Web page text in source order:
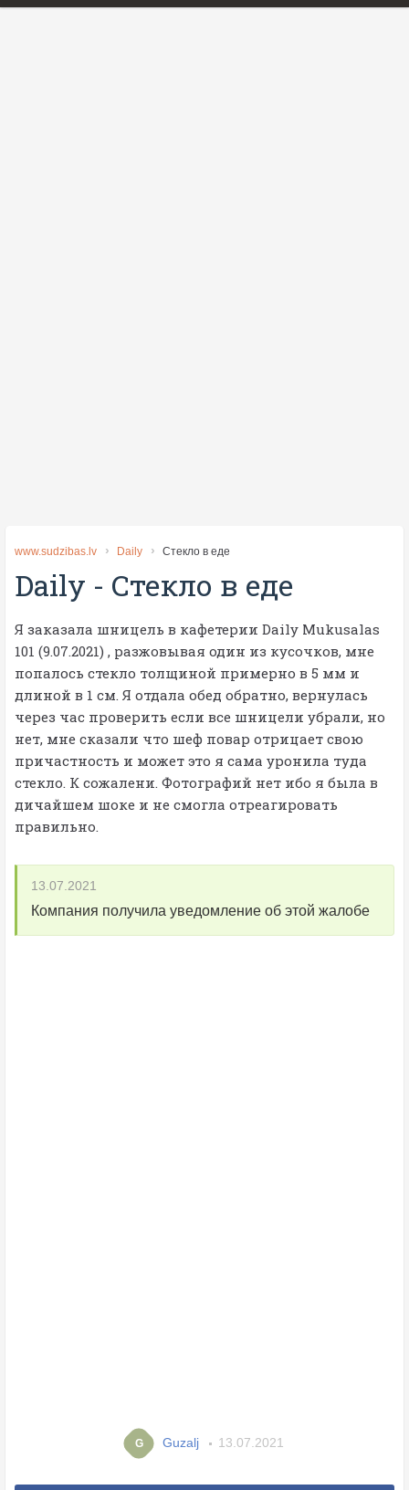
www.sudzibas.lv Daily Стекло в еде
Daily - Стекло в еде
Я заказала шницель в кафетерии Daily Mukusalas
101 (9.07.2021) , разжовывая один из кусочков, мне
попалось стекло толщиной примерно в 5 мм и
длиной в 1 см. Я отдала обед обратно, вернулась
через час проверить если все шницели убрали, но
нет, мне сказали что шеф повар отрицает свою
причастность и может это я сама уронила туда
стекло. К сожалени. Фотографий нет ибо я была в
дичайшем шоке и не смогла отреагировать
правильно.
13.07.2021
Компания получила уведомление об этой жалобе
G Guzalj 13.07.2021